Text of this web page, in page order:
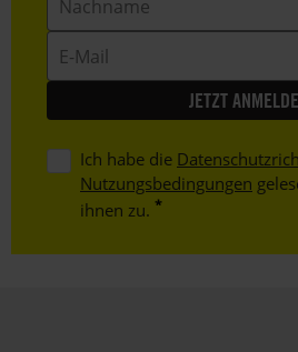
Mail
Ich habe die
Nutzungsbedingungen
ihnen zu.